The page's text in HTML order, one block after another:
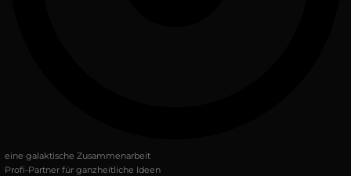
eine galaktische Zusammenarbeit
Profi-Partner für ganzheitliche Ideen